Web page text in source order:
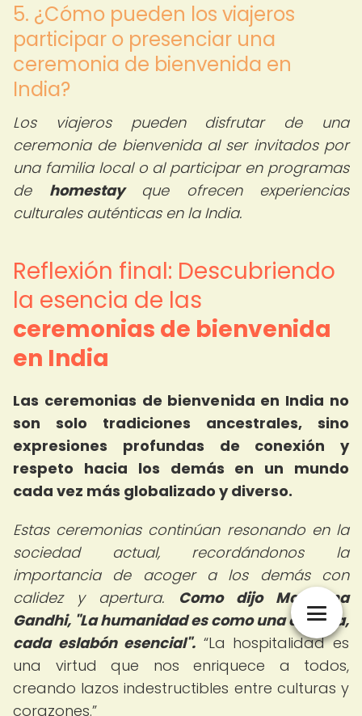
5. ¿Cómo pueden los viajeros
participar o presenciar una
ceremonia de bienvenida en
India?
Los viajeros pueden disfrutar de una
ceremonia de bienvenida al ser invitados por
una familia local o al participar en programas
de homestayque ofrecen experiencias
culturales auténticas en la India.
Reflexión final: Descubriendo
la esencia de las
ceremonias de bienvenida
en India
Las ceremonias de bienvenida en India no
son solo tradiciones ancestrales, sino
expresiones profundas de conexión y
respeto hacia los demás en un mundo
cada vez más globalizado y diverso.
Estas ceremonias continúan resonando en la
sociedad actual, recordándonos la
importancia de acoger a los demás con
calidez y apertura. Como dijo Mahatma
Gandhi, "La humanidad es como una cadena,
cada eslabón esencial".
La hospitalidad es
una virtud que nos enriquece a todos,
creando lazos indestructibles entre culturas y
corazones.